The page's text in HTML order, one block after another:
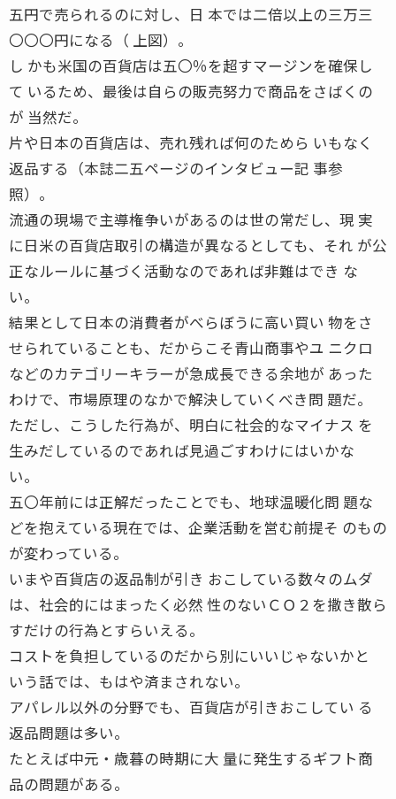
五円で売られるのに対し、日 本では二倍以上の三万三
〇〇〇円になる（ 上図）。
し かも米国の百貨店は五〇％を超すマージンを確保し
て いるため、最後は自らの販売努力で商品をさばくの
が 当然だ。
片や日本の百貨店は、売れ残れば何のためら いもなく
返品する（本誌二五ページのインタビュー記 事参
照）。
流通の現場で主導権争いがあるのは世の常だし、現 実
に日米の百貨店取引の構造が異なるとしても、それ が公
正なルールに基づく活動なのであれば非難はでき な
い。
結果として日本の消費者がべらぼうに高い買い 物をさ
せられていることも、だからこそ青山商事やユ ニクロ
などのカテゴリーキラーが急成長できる余地が あった
わけで、市場原理のなかで解決していくべき問 題だ。
ただし、こうした行為が、明白に社会的なマイナス を
生みだしているのであれば見過ごすわけにはいかな
い。
五〇年前には正解だったことでも、地球温暖化問 題な
どを抱えている現在では、企業活動を営む前提そ のもの
が変わっている。
いまや百貨店の返品制が引き おこしている数々のムダ
は、社会的にはまったく必然 性のないＣＯ２を撒き散ら
すだけの行為とすらいえる。
コストを負担しているのだから別にいいじゃないかと
いう話では、もはや済まされない。
アパレル以外の分野でも、百貨店が引きおこしてい る
返品問題は多い。
たとえば中元・歳暮の時期に大 量に発生するギフト商
品の問題がある。